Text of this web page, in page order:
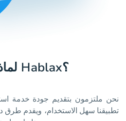
لماذا تختار Hablax؟
نحن ملتزمون بتقديم جودة خدمة
تطبيقنا سهل الاستخدام، ويقدم